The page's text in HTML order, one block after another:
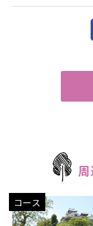
コース